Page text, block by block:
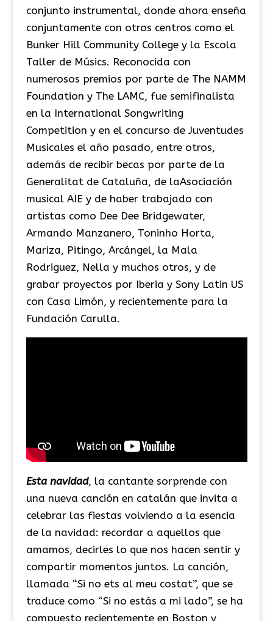
conjunto instrumental, donde ahora enseña
conjuntamente con otros centros como el
Bunker Hill Community College y la Escola
Taller de Músics. Reconocida con
numerosos premios por parte de The NAMM
Foundation y The LAMC, fue semifinalista
en la International Songwriting
Competition y en el concurso de Juventudes
Musicales el año pasado, entre otros,
además de recibir becas por parte de la
Generalitat de Cataluña, de laAsociación
musical AIE y de haber trabajado con
artistas como Dee Dee Bridgewater,
Armando Manzanero, Toninho Horta,
Mariza, Pitingo, Arcángel, la Mala
Rodriguez, Nella y muchos otros, y de
grabar proyectos por Iberia y Sony Latin US
con Casa Limón, y recientemente para la
Fundación Carulla.
Esta navidad, la cantante sorprende con
una nueva canción en catalán que invita a
celebrar las fiestas volviendo a la esencia
de la navidad: recordar a aquellos que
amamos, decirles lo que nos hacen sentir y
compartir momentos juntos. La canción,
llamada “Si no ets al meu costat”, que se
traduce como “Si no estás a mi lado”, se ha
compuesto recientemente en Boston y